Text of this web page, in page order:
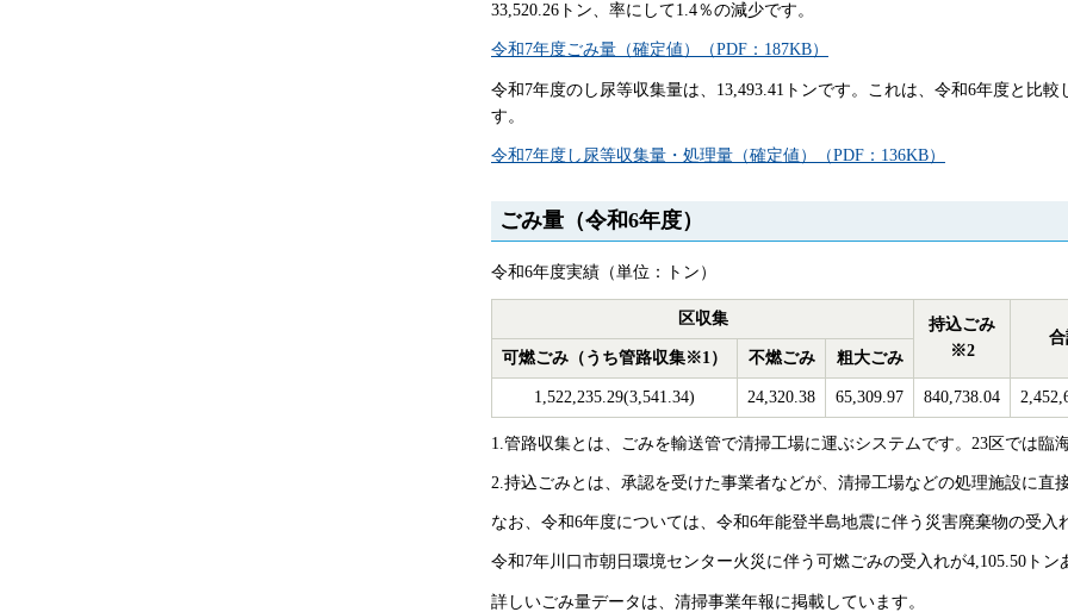
33,520.26トン、率にして1.4％の減少です。
令和7年度ごみ量（確定値）（PDF：187KB）
令和7年度のし尿等収集量は、13,493.41トンです。これは、令和6年度と比
す。
令和7年度し尿等収集量・処理量（確定値）（PDF：136KB）
ごみ量（令和6年度）
令和6年度実績（単位：トン）
区収集
持込ごみ
※2
可燃ごみ（うち管路収集※1）
不燃ごみ 粗大ごみ
1,522,235.29(3,541.34) 24,320.38 65,309.97 840,738.04
1.管路収集とは、ごみを輸送管で清掃工場に運ぶシステムです。23区では臨
2.持込ごみとは、承認を受けた事業者などが、清掃工場などの処理施設に直
なお、令和6年度については、令和6年能登半島地震に伴う災害廃棄物の受入
令和7年川口市朝日環境センター火災に伴う可燃ごみの受入れが4,105.50トン
詳しいごみ量データは、清掃事業年報に掲載しています。